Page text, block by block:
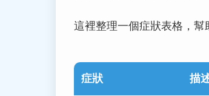
這裡整理一個症狀表格，幫
症狀 描